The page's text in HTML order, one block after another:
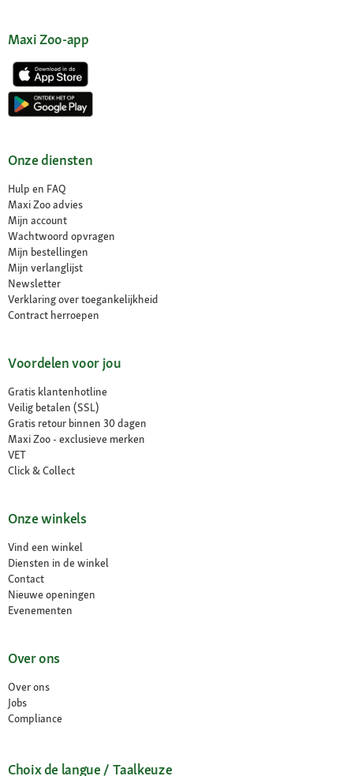
Maxi Zoo-app
Onze diensten
Hulp en FAQ
Maxi Zoo advies
Mijn account
Wachtwoord opvragen
Mijn bestellingen
Mijn verlanglijst
Newsletter
Verklaring over toegankelijkheid
Contract herroepen
Voordelen voor jou
Gratis klantenhotline
Veilig betalen (SSL)
Gratis retour binnen 30 dagen
Maxi Zoo - exclusieve merken
VET
Click & Collect
Onze winkels
Vind een winkel
Diensten in de winkel
Contact
Nieuwe openingen
Evenementen
Over ons
Over ons
Jobs
Compliance
Choix de langue / Taalkeuze